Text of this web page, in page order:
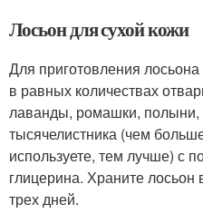
Лосьон для сухой кожи
Для приготовления
в равных количествах
лаванды, ромашки, полыни,
тысячелистника (чем
используете, тем лучше) с
глицерина. Храните
трех дней.